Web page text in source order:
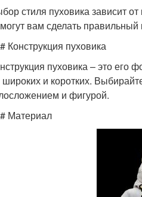
стиля пуховика зависит
вам сделать
Конструкция пуховика
пуховика – это его
и коротких.
и фигурой.
Материал